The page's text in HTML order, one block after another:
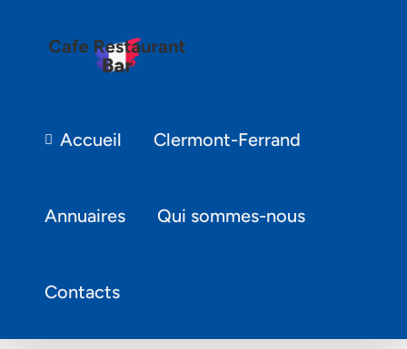
Accueil Clermont-Ferrand
Annuaires Qui sommes-nous
Contacts